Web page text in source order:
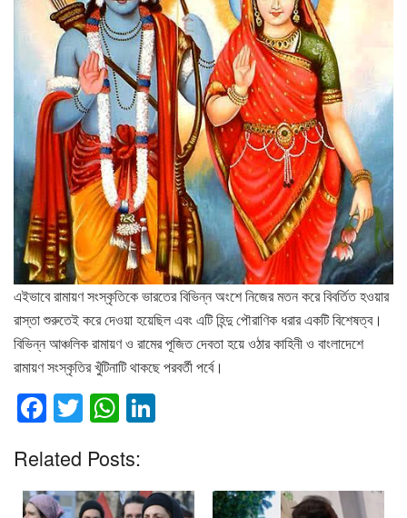
এইভাবে রামায়ণ সংস্কৃতিকে ভারতের বিভিন্ন অংশে নিজের মতন করে বিবর্তিত হওয়ার
রাস্তা শুরুতেই করে দেওয়া হয়েছিল এবং এটি হিন্দু পৌরাণিক ধরার একটি বিশেষত্ব।
বিভিন্ন আঞ্চলিক রামায়ণ ও রামের পূজিত দেবতা হয়ে ওঠার কাহিনী ও বাংলাদেশে
রামায়ণ সংস্কৃতির খুঁটিনাটি থাকছে পরবর্তী পর্বে।
F
c
e
T
tt
er
W
at
s e
Related Posts: